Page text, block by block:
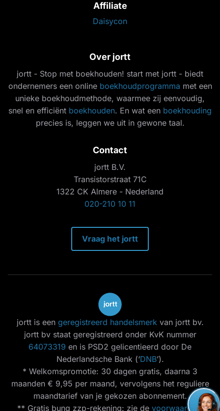
Affiliate
Daisycon
Over jortt
jortt - Stop met boekhouden! start met jortt - biedt
ondernemers een online boekhoudprogramma met een
unieke boekhoudmethode, waarmee zij eenvoudig,
snel en efficiënt boekhouden. En wat een boekhouding
precies is, leggen we uit in gewone taal.
Contact
jortt B.V.
Transistorstraat 71C
1322 CK Almere - Nederland
020-210 10 11
Vraag het jortt
jortt is een geregistreerd handelsmerkvan jortt bv.
jortt bv staat geregistreerd onder KvK nummer
64073319 en is PSD2 gelicentieerd door De
Nederlandsche Bank (‘DNB’).
* Welkomspromotie: 30 dagen gratis, daarna 3
maanden € 9,95 per maand, vervolgens het reguliere
maandtarief van je gekozen abonnement.
** Gratis bunq zzp-rekening: zie de voorwaarden.